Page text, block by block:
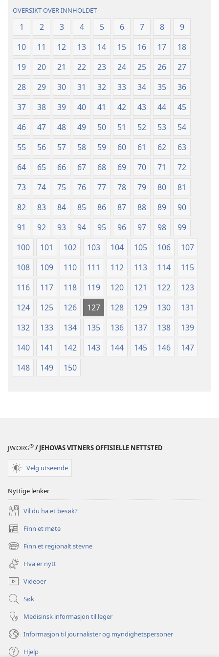
OVERSIKT OVER INNHOLDET
1 2 3 4 5 6 7 8
9
10
11 12 13 14 15 16 17
18
19
20 21 22 23 24 25 26
27
28
29 30 31 32 33 34 35
36
37
38 39 40 41 42 43 44
45
46
47 48 49 50 51 52 53
54
55
56 57 58 59 60 61 62
63
64
65 66 67 68 69 70 71
72
73
74 75 76 77 78 79 80
81
82
83 84 85 86 87 88 89
90
91
92 93 94 95 96 97 98
99
100
101 102 103 104 105 106
107
108
109 110 111 112 113 114
115
116
117 118 119 120 121 122
123
124
125 126 127 128 129 130
131
132
133 134 135 136 137 138
139
140
141 142 143 144 145 146
147
148
149 150
JW.ORG® / JEHOVAS VITNERS OFFISIELLE NETTSTED
Velg utseende
Nyttige lenker
Vil du ha et besøk?
Finn et møte
(åpner
nytt
vindu)
Finn et regionalt stevne
(åpner
nytt
vindu)
Hva er nytt
Videoer
Søk
Medisinsk informasjon til leger
Informasjon til journalister og myndighetspersoner
Hjelp